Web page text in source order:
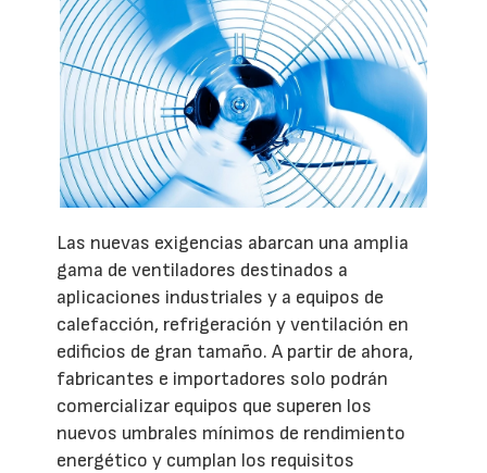
Las nuevas exigencias abarcan una amplia
gama de ventiladores destinados a
aplicaciones industriales y a equipos de
calefacción, refrigeración y ventilación en
edificios de gran tamaño. A partir de ahora,
fabricantes e importadores solo podrán
comercializar equipos que superen los
nuevos umbrales mínimos de rendimiento
energético y cumplan los requisitos